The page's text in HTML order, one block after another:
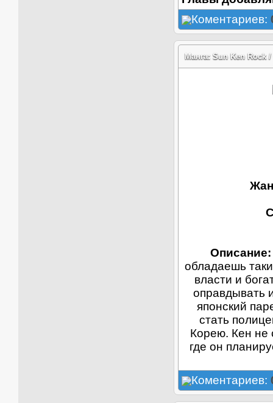
Коментариев:
Манга: Sun Ken Rock /
Описание:
обладаешь
власти и
оправдывать
японский
стать
Корею. Кен не
где он
Коментариев: